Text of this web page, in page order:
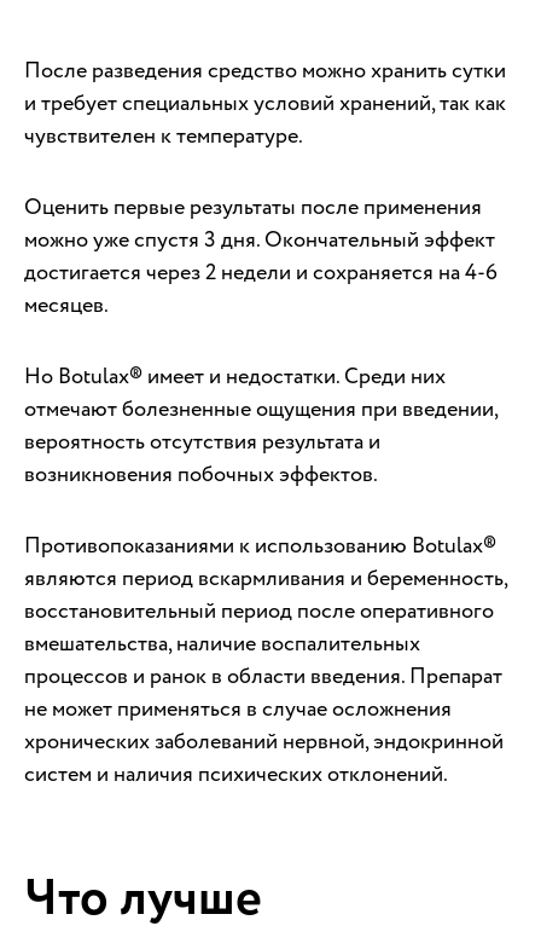
После разведения средство можно хранить сутки
и требует специальных условий хранений, так как
чувствителен к температуре.
Оценить первые результаты после применения
можно уже спустя 3 дня. Окончательный эффект
достигается через 2 недели и сохраняется на 4-6
месяцев.
Но Botulax® имеет и недостатки. Среди них
отмечают болезненные ощущения при введении,
вероятность отсутствия результата и
возникновения побочных эффектов.
Противопоказаниями к использованию Botulax®
являются период вскармливания и беременность,
восстановительный период после оперативного
вмешательства, наличие воспалительных
процессов и ранок в области введения. Препарат
не может применяться в случае осложнения
хронических заболеваний нервной, эндокринной
систем и наличия психических отклонений.
Что лучше